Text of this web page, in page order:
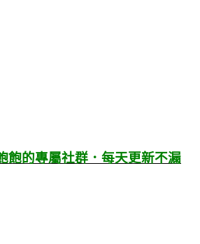
飽的專屬社群．每天更新不漏